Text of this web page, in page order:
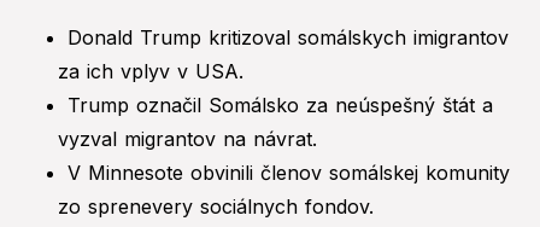
Donald Trump kritizoval somálskych imigrantov
za ich vplyv v USA.
Trump označil Somálsko za neúspešný štát a
vyzval migrantov na návrat.
V Minnesote obvinili členov somálskej komunity
zo sprenevery sociálnych fondov.